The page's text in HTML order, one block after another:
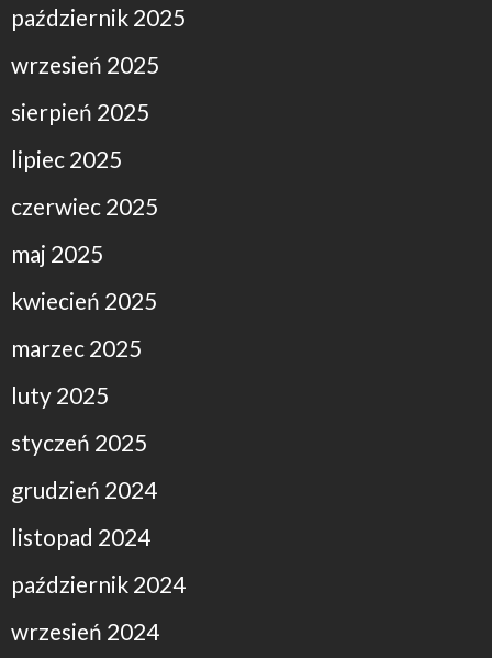
październik 2025
wrzesień 2025
sierpień 2025
lipiec 2025
czerwiec 2025
maj 2025
kwiecień 2025
marzec 2025
luty 2025
styczeń 2025
grudzień 2024
listopad 2024
październik 2024
wrzesień 2024